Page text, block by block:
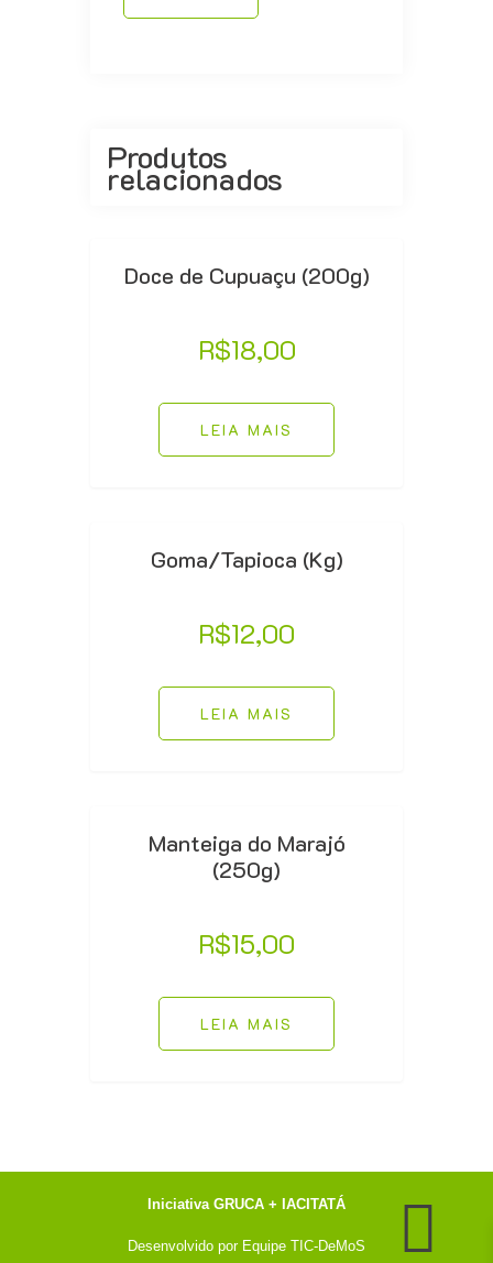
Produtos
relacionados
Doce de Cupuaçu (200g)
R$18,00
LEIA MAIS
Goma/Tapioca (Kg)
R$12,00
LEIA MAIS
Manteiga do Marajó
(250g)
R$15,00
LEIA MAIS
Iniciativa GRUCA + IACITATÁ
Desenvolvido por Equipe TIC-DeMoS